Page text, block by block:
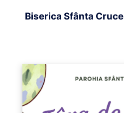
Biserica Sfânta Cruce